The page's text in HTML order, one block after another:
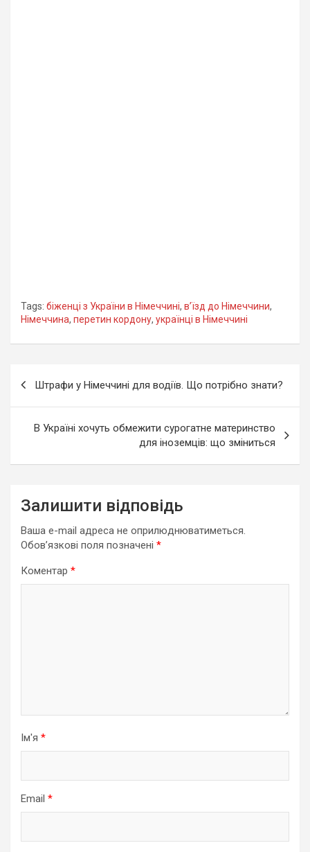
Tags: біженці з України в Німеччині, вʼїзд до Німеччини,
Німеччина, перетин кордону, українці в Німеччині
записів
Штрафи у Німеччині для водіїв. Що потрібно знати?
В Україні хочуть обмежити сурогатне материнство
для іноземців: що зміниться
Залишити відповідь
Ваша e-mail адреса не оприлюднюватиметься.
Обов’язкові поля позначені *
Коментар *
Ім'я *
Email *